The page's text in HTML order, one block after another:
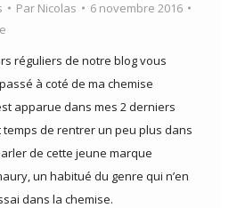
Par Nicolas
6 novembre 2016
réguliers de notre blog vous
à coté de ma chemise
apparue dans mes 2 derniers
de rentrer un peu plus dans
de cette jeune marque
un habitué du genre qui n’en
dans la chemise.